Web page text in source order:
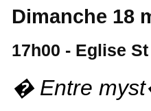
Dimanche 18
17h00 - Eglise
� Entre